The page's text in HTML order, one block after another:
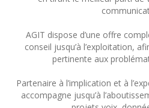
AGIT dispose d’une offre
conseil jusqu’à l’exploitation,
pertinente aux
Partenaire à l’implication et à
accompagne jusqu’à